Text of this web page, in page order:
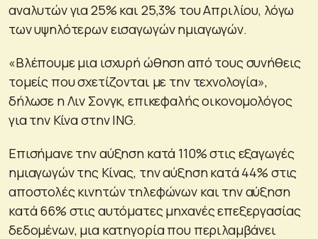
αναλυτών για 25% και 25,3% του Απριλίου, λόγω
των υψηλότερων εισαγωγών ημιαγωγών.
«Βλέπουμε μια ισχυρή ώθηση από τους συνήθεις
τομείς που σχετίζονται με την τεχνολογία»,
δήλωσε η Λιν Σονγκ, επικεφαλής οικονομολόγος
για την Κίνα στην ING.
Επισήμανε την αύξηση κατά 110% στις εξαγωγές
ημιαγωγών της Κίνας, την αύξηση κατά 44% στις
αποστολές κινητών τηλεφώνων και την αύξηση
κατά 66% στις αυτόματες μηχανές επεξεργασίας
δεδομένων, μια κατηγορία που περιλαμβάνει